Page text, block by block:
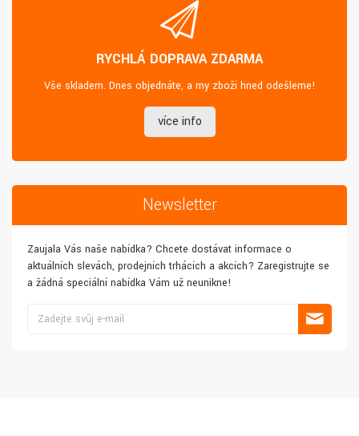
RYCHLÁ DOPRAVA ZDARMA
Vše skladem. Dnes objednáte, a my zboží hned odešleme!
více info
Newsletter
Zaujala Vás naše nabídka? Chcete dostávat informace o
aktuálních slevách, prodejních trhácích a akcích? Zaregistrujte se
a žádná speciální nabídka Vám už neunikne!